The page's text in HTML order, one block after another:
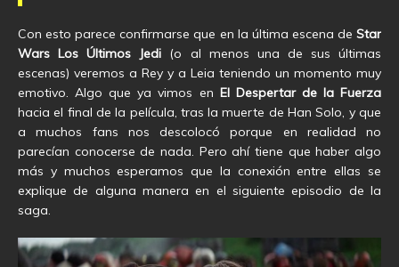
Con esto parece confirmarse que en la última escena de Star
Wars Los Últimos Jedi (o al menos una de sus últimas
escenas) veremos a Rey y a Leia teniendo un momento muy
emotivo. Algo que ya vimos en El Despertar de la Fuerza
hacia el final de la película, tras la muerte de Han Solo, y que
a muchos fans nos descolocó porque en realidad no
parecían conocerse de nada. Pero ahí tiene que haber algo
más y muchos esperamos que la conexión entre ellas se
explique de alguna manera en el siguiente episodio de la
saga.